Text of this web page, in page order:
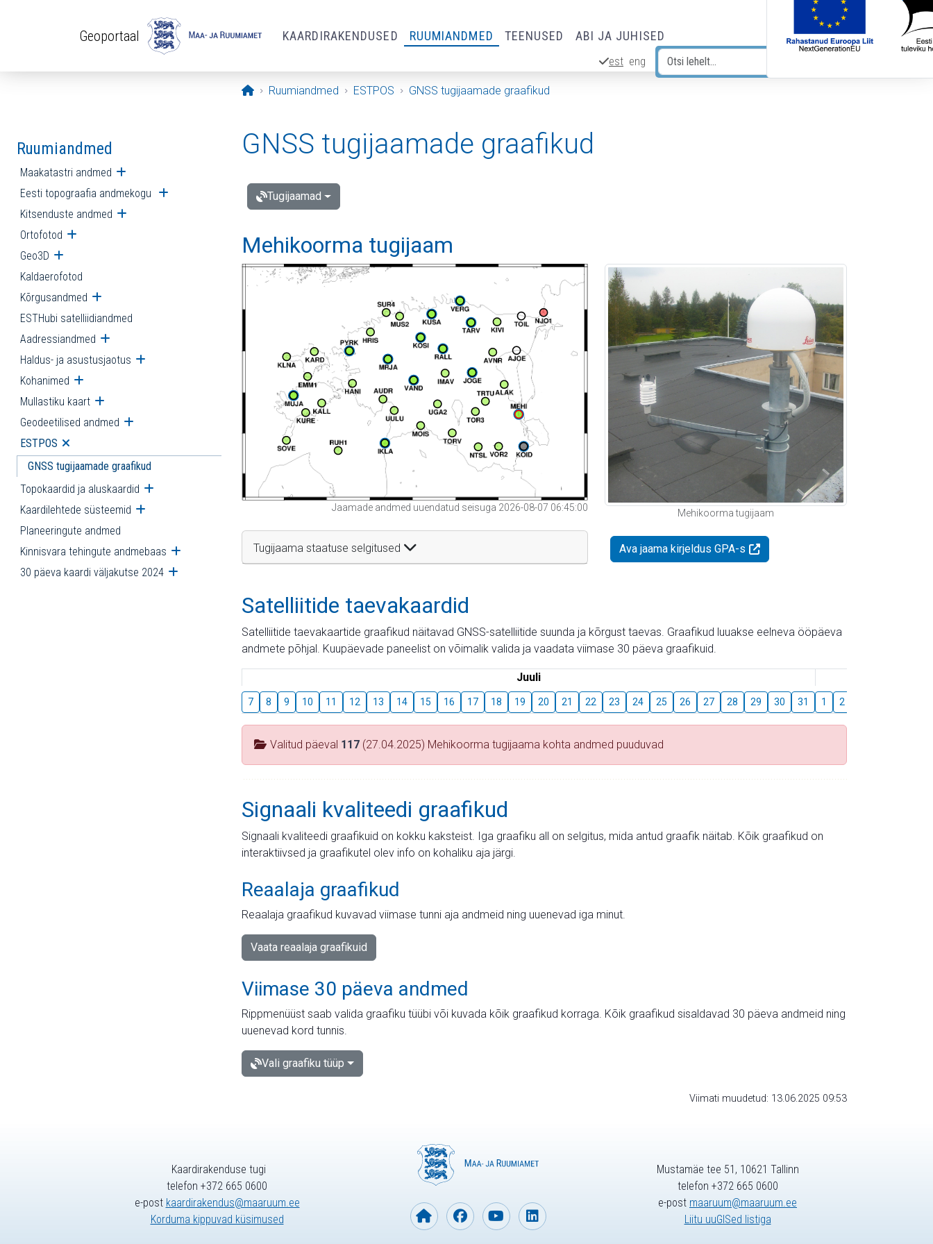
Geoportaal KAARDIRAKENDUSED RUUMIANDMED TEENUSED ABI JA JUHISED
est eng
Avaleht
Ruumiandmed ESTPOS GNSS tugijaamade graafikud
Ruumiandmed
Maakatastri andmed Ava alammenüü
Eesti topograafia andmekogu Ava alammenüü
Kitsenduste andmed Ava alammenüü
Ortofotod Ava alammenüü
Geo3D Ava alammenüü
Kaldaerofotod
Kõrgusandmed Ava alammenüü
ESTHubi satelliidiandmed
Aadressiandmed Ava alammenüü
Haldus- ja asustusjaotus Ava alammenüü
Kohanimed Ava alammenüü
Mullastiku kaart Ava alammenüü
Geodeetilised andmed Ava alammenüü
ESTPOS Ava alammenüü
GNSS tugijaamade graafikud
Topokaardid ja aluskaardid Ava alammenüü
Kaardilehtede süsteemid Ava alammenüü
Planeeringute andmed
Kinnisvara tehingute andmebaas Ava alammenüü
30 päeva kaardi väljakutse 2024 Ava alammenüü
GNSS tugijaamade graafikud
Tugijaamad
Mehikoorma tugijaam
Jaamade andmed uuendatud seisuga 2026-08-07 06:45:00
Tugijaama staatuse selgitused
Mehikoorma tugijaam
Ava jaama kirjeldus GPA-s
Satelliitide taevakaardid
Satelliitide taevakaartide graafikud näitavad GNSS-satelliitide suunda ja kõrgust taevas. Graafikud luuakse eelneva ööpäeva
andmete põhjal. Kuupäevade paneelist on võimalik valida ja vaadata viimase 30 päeva graafikuid.
Juuli
7 8 9 10 11 12 13 14 15 16 17 18 19 20 21 22 23 24 25 26 27 28 29 30 31 1 2
Valitud päeval 117 (27.04.2025) Mehikoorma tugijaama kohta andmed puuduvad
Signaali kvaliteedi graafikud
Signaali kvaliteedi graafikuid on kokku kaksteist. Iga graafiku all on selgitus, mida antud graafik näitab. Kõik graafikud on
interaktiivsed ja graafikutel olev info on kohaliku aja järgi.
Reaalaja graafikud
Reaalaja graafikud kuvavad viimase tunni aja andmeid ning uuenevad iga minut.
Vaata reaalaja graafikuid
Viimase 30 päeva andmed
Rippmenüüst saab valida graafiku tüübi või kuvada kõik graafikud korraga. Kõik graafikud sisaldavad 30 päeva andmeid ning
uuenevad kord tunnis.
Vali graafiku tüüp
Viimati muudetud: 13.06.2025 09:53
Kaardirakenduse tugi
telefon +372 665 0600
e-post kaardirakendus@maaruum.ee
Korduma kippuvad küsimused
Mustamäe tee 51, 10621 Tallinn
telefon +372 665 0600
e-post maaruum@maaruum.ee
Liitu uuGISed listiga